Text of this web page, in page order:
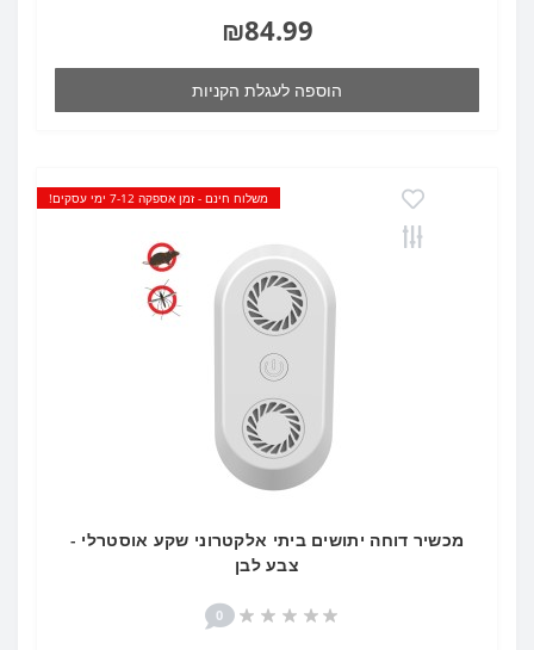
₪84.99
הוספה לעגלת הקניות
משלוח חינם - זמן אספקה 7-12 ימי עסקים!
מכשיר דוחה יתושים ביתי אלקטרוני שקע אוסטרלי -
צבע לבן
0